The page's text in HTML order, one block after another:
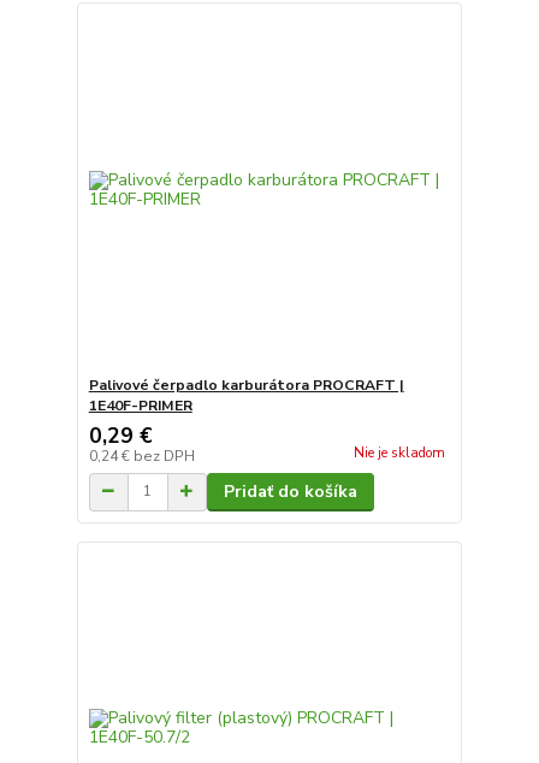
Palivové čerpadlo karburátora PROCRAFT |
1E40F-PRIMER
0,29 €
0,24 € bez DPH Nie je skladom
Pridať do košíka